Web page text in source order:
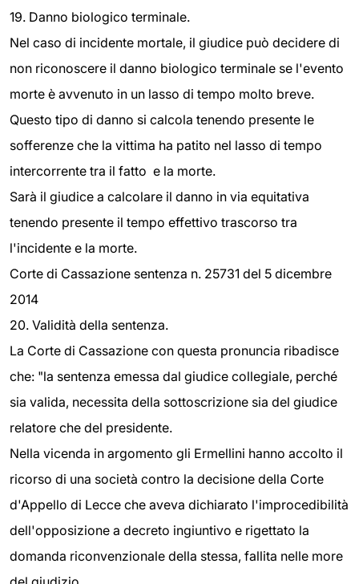
19. Danno biologico terminale.
Nel caso di incidente mortale, il giudice può decidere di
non riconoscere il danno biologico terminale se l'evento
morte è avvenuto in un lasso di tempo molto breve.
Questo tipo di danno si calcola tenendo presente le
sofferenze che la vittima ha patito nel lasso di tempo
intercorrente tra il fatto e la morte.
Sarà il giudice a calcolare il danno in via equitativa
tenendo presente il tempo effettivo trascorso tra
l'incidente e la morte.
Corte di Cassazione sentenza n. 25731 del 5 dicembre
2014
20. Validità della sentenza.
La Corte di Cassazione con questa pronuncia ribadisce
che: "la sentenza emessa dal giudice collegiale, perché
sia valida, necessita della sottoscrizione sia del giudice
relatore che del presidente.
Nella vicenda in argomento gli Ermellini hanno accolto il
ricorso di una società contro la decisione della Corte
d'Appello di Lecce che aveva dichiarato l'improcedibilità
dell'opposizione a decreto ingiuntivo e rigettato la
domanda riconvenzionale della stessa, fallita nelle more